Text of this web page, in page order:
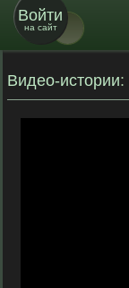
Войти
на сайт
Видео-истории: